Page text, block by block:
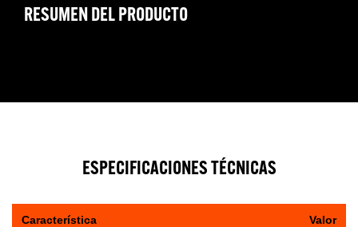
RESUMEN DEL PRODUCTO
ESPECIFICACIONES TÉCNICAS
Característica Valor